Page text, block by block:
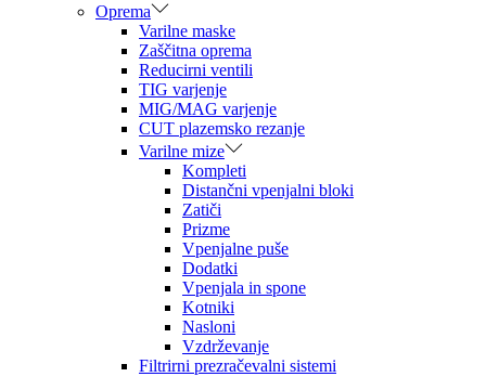
Oprema
Varilne maske
Zaščitna oprema
Reducirni ventili
TIG varjenje
MIG/MAG varjenje
CUT plazemsko rezanje
Varilne mize
Kompleti
Distančni vpenjalni bloki
Zatiči
Prizme
Vpenjalne puše
Dodatki
Vpenjala in spone
Kotniki
Nasloni
Vzdrževanje
Filtrirni prezračevalni sistemi